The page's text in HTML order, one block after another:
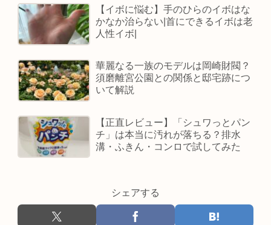
【イボに悩む】手のひらのイボはな
かなか治らない|首にできるイボは老
人性イボ|
華麗なる一族のモデルは岡崎財閥？
須磨離宮公園との関係と邸宅跡につ
いて解説
【正直レビュー】「シュワっとパン
チ」は本当に汚れが落ちる？排水
溝・ふきん・コンロで試してみた
シェアする